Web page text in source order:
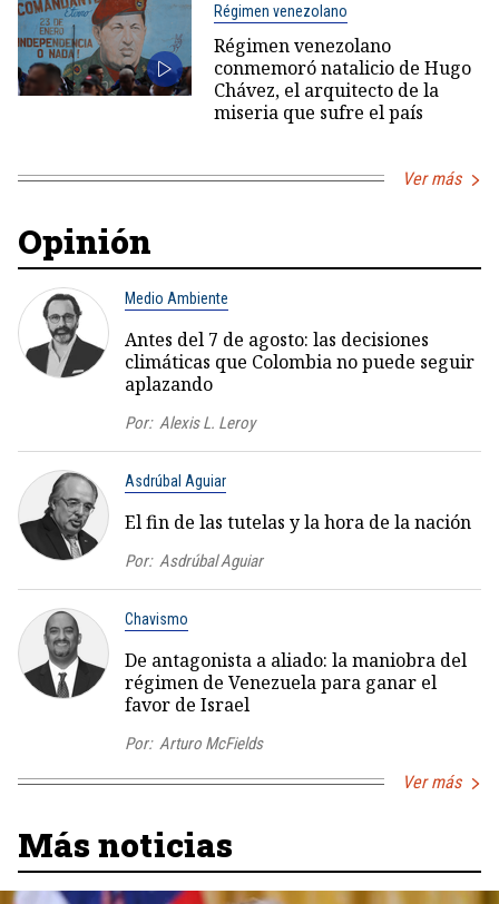
Régimen venezolano
Régimen venezolano
conmemoró natalicio de Hugo
Chávez, el arquitecto de la
miseria que sufre el país
Ver más
Opinión
Medio Ambiente
Antes del 7 de agosto: las decisiones
climáticas que Colombia no puede seguir
aplazando
Por: Alexis L. Leroy
Asdrúbal Aguiar
El fin de las tutelas y la hora de la nación
Por: Asdrúbal Aguiar
Chavismo
De antagonista a aliado: la maniobra del
régimen de Venezuela para ganar el
favor de Israel
Por: Arturo McFields
Ver más
Más noticias